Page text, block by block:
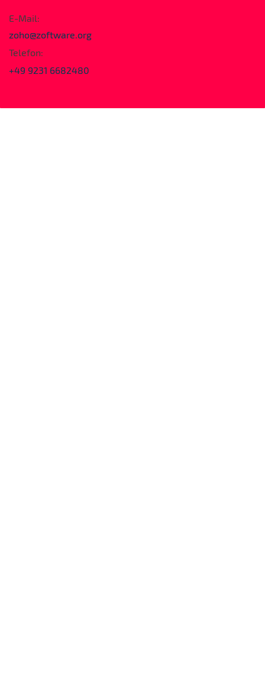
E-Mail:
zoho@zoftware.org
Telefon:
+49 9231 6682480